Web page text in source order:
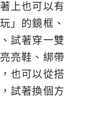
上也可以有
」的鏡框、
試著穿一雙
亮鞋、綁帶
也可以從搭
試著換個方